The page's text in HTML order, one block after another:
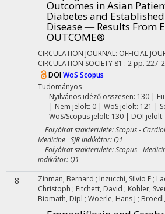
Outcomes in Asian
Diabetes and
Disease ― Results From
OUTCOME® ―
CIRCULATION JOURNAL: OFFICIAL
CIRCULATION SOCIETY 81 : 2 pp. 227-
DOIWoS Scopus
Tudományos
Nyilvános idéző összesen: 130|
| Nem jelölt: 0 | WoS jelölt: 121 |
WoS/Scopus jelölt: 130 | DOI
Folyóirat szakterülete: Scopus -
Medicine SJR indikátor: Q1
Folyóirat szakterülete: Scopus -
indikátor: Q1
8 Zinman, Bernard ; Inzucchi, Silvio E ;
Christoph ; Fitchett, David ; Kohler,
Biomath, Dipl ; Woerle, Hans J ;